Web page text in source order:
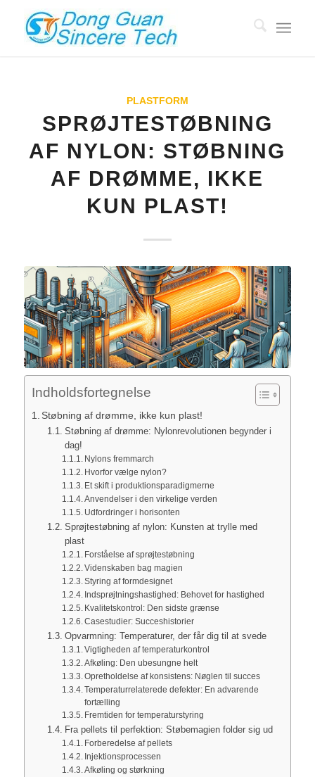
PLASTFORM
SPRØJTESTØBNING
AF NYLON: STØBNING
AF DRØMME, IKKE
KUN PLAST!
Indholdsfortegnelse
Støbning af drømme, ikke kun plast!
Støbning af drømme: Nylonrevolutionen begynder i
dag!
Nylons fremmarch
Hvorfor vælge nylon?
Et skift i produktionsparadigmerne
Anvendelser i den virkelige verden
Udfordringer i horisonten
Sprøjtestøbning af nylon: Kunsten at trylle med
plast
Forståelse af sprøjtestøbning
Videnskaben bag magien
Styring af formdesignet
Indsprøjtningshastighed: Behovet for hastighed
Kvalitetskontrol: Den sidste grænse
Casestudier: Succeshistorier
Opvarmning: Temperaturer, der får dig til at svede
Vigtigheden af temperaturkontrol
Afkøling: Den ubesungne helt
Opretholdelse af konsistens: Nøglen til succes
Temperaturrelaterede defekter: En advarende
fortælling
Fremtiden for temperaturstyring
Fra pellets til perfektion: Støbemagien folder sig ud
Forberedelse af pellets
Injektionsprocessen
Afkøling og størkning